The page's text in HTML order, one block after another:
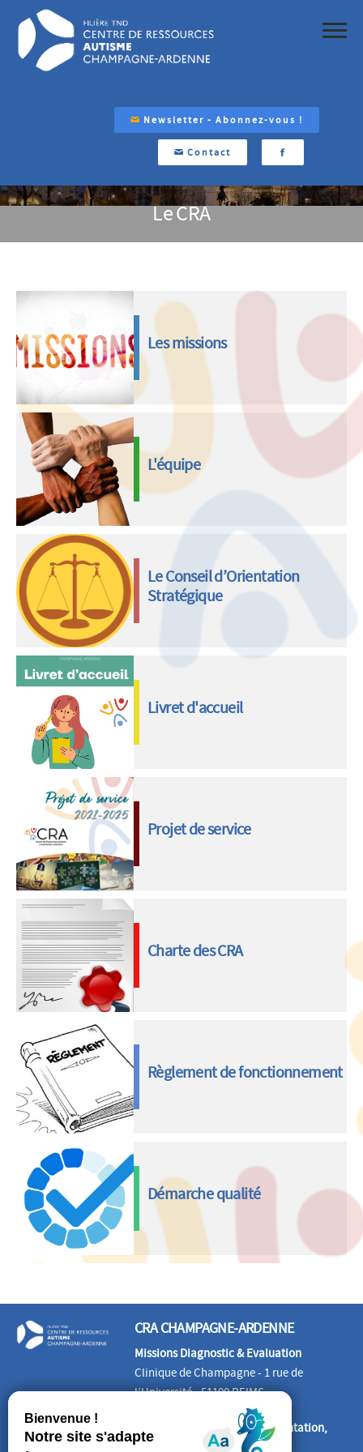
Newsletter - Abonnez-vous !
Contact
Le CRA
Les missions
L'équipe
Le Conseil d’Orientation
Stratégique
Livret d'accueil
Projet de service
Charte des CRA
Règlement de fonctionnement
Démarche qualité
CRA CHAMPAGNE-ARDENNE
Missions Diagnostic & Evaluation
Clinique de Champagne - 1 rue de
l’Université - 51100 REIMS
Missions Information, Documentation,
Formation, Etudes